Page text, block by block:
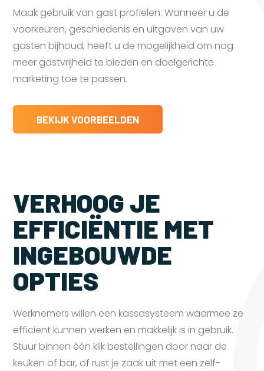
Maak gebruik van gast profielen. Wanneer u de
voorkeuren, geschiedenis en uitgaven van uw
gasten bijhoud, heeft u de mogelijkheid om nog
meer gastvrijheid te bieden en doelgerichte
marketing toe te passen.
BEKIJK VOORBEELDEN
VERHOOG JE
EFFICIËNTIE MET
INGEBOUWDE
OPTIES
Werknemers willen een kassasysteem waarmee ze
efficient kunnen werken en makkelijk is in gebruik.
Stuur binnen één klik bestellingen door naar de
keuken of bar, of rust je zaak uit met een zelf-